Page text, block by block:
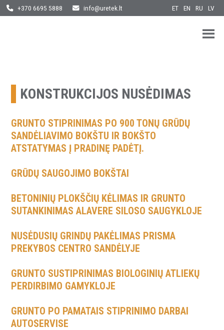
content
+370 6695 5888 info@uretek.lt ET EN RU LV
KONSTRUKCIJOS NUSĖDIMAS
GRUNTO STIPRINIMAS PO 900 TONŲ GRŪDŲ
SANDĖLIAVIMO BOKŠTU IR BOKŠTO
ATSTATYMAS Į PRADINĘ PADĖTĮ.
GRŪDŲ SAUGOJIMO BOKŠTAI
BETONINIŲ PLOKŠČIŲ KĖLIMAS IR GRUNTO
SUTANKINIMAS ALAVERE SILOSO SAUGYKLOJE
NUSĖDUSIŲ GRINDŲ PAKĖLIMAS PRISMA
PREKYBOS CENTRO SANDĖLYJE
GRUNTO SUSTIPRINIMAS BIOLOGINIŲ ATLIEKŲ
PERDIRBIMO GAMYKLOJE
GRUNTO PO PAMATAIS STIPRINIMO DARBAI
AUTOSERVISE